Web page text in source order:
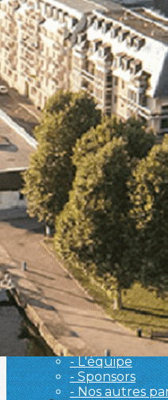
Exporter les lignes
Exporter toutes les
Exporter uniquement
Menu
<
>
- 🎁 Caen on aime,
- 🎉 Les événements
- Activités et Loisirs
Ajoutez un logo, un
Cliquez pour éditer
L'association▴▾
- L'association
- Brochure
- L'équipe
- Sponsors
- Nos autres